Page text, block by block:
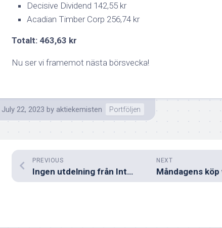
Decisive Dividend 142,55 kr
Acadian Timber Corp 256,74 kr
Totalt: 463,63 kr
Nu ser vi framemot nästa börsvecka!
July 22, 2023 by aktiekemisten Portföljen
NEXT
PREVIOUS
Ingen utdelning från Intrum 2024